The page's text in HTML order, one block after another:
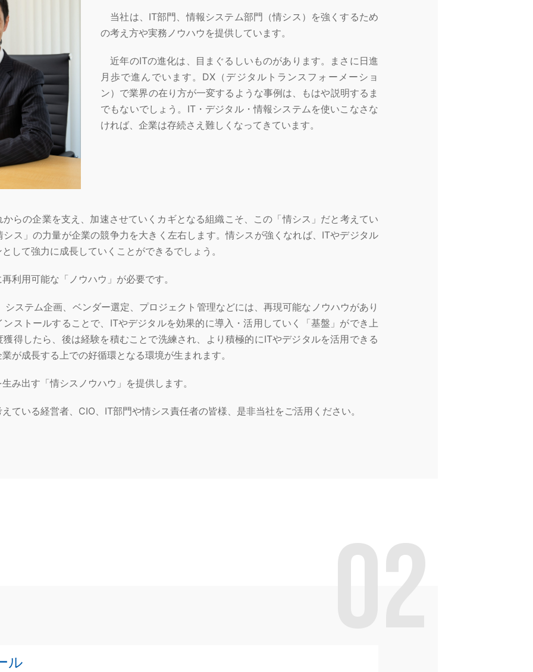
当社は、IT部門、情報システム部門（情シス）を強くするため
の考え方や実務ノウハウを提供しています。
近年のITの進化は、目まぐるしいものがあります。まさに日進
月歩で進んでいます。DX（デジタルトランスフォーメーショ
ン）で業界の在り方が一変するような事例は、もはや説明するま
でもないでしょう。IT・デジタル・情報システムを使いこなさな
ければ、企業は存続さえ難しくなってきています。
らの企業を支え、加速させていくカギとなる組織こそ、この「情シス」だと考えてい
ス」の力量が企業の競争力を大きく左右します。情シスが強くなれば、ITやデジタル
して強力に成長していくことができるでしょう。
用可能な「ノウハウ」が必要です。
ステム企画、ベンダー選定、プロジェクト管理などには、再現可能なノウハウがあり
ストールすることで、ITやデジタルを効果的に導入・活用していく「基盤」ができ上
得したら、後は経験を積むことで洗練され、より積極的にITやデジタルを活用できる
が成長する上での好循環となる環境が生まれます。
出す「情シスノウハウ」を提供します。
いる経営者、CIO、IT部門や情シス責任者の皆様、是非当社をご活用ください。
02
ル